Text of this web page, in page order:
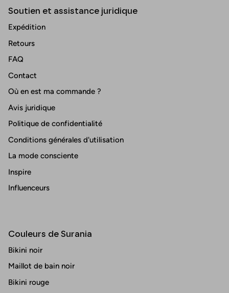
Soutien et assistance juridique
Expédition
Retours
FAQ
Contact
Où en est ma commande ?
Avis juridique
Politique de confidentialité
Conditions générales d'utilisation
La mode consciente
Inspire
Influenceurs
Couleurs de Surania
Bikini noir
Maillot de bain noir
Bikini rouge